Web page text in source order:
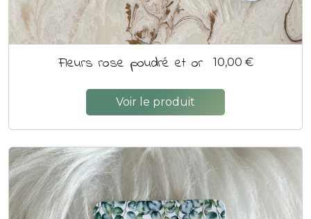
Fleurs rose poudré et or 10,00 €
Voir le produit